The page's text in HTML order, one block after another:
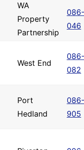
WA
Property
Partnership
086-
046
West End
086-
082
Port
Hedland
086-
905